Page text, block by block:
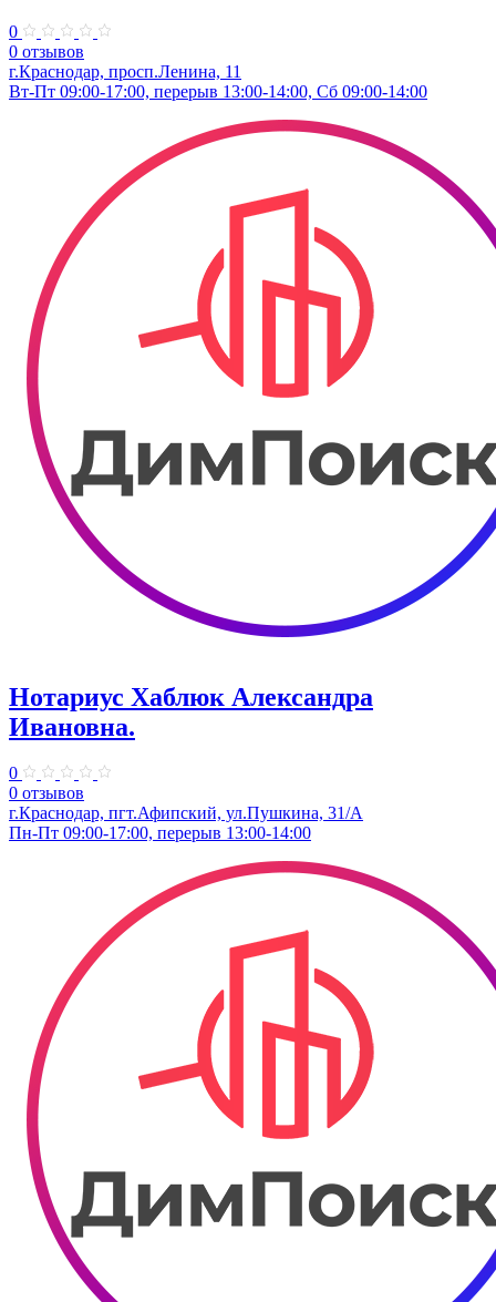
0
0 отзывов
г.Краснодар, просп.Ленина, 11
Вт-Пт 09:00-17:00, перерыв 13:00-14:00, Сб 09:00-14:00
Нотариус Хаблюк Александра
Ивановна.
0
0 отзывов
г.Краснодар, пгт.Афипский, ул.Пушкина, 31/А
Пн-Пт 09:00-17:00, перерыв 13:00-14:00